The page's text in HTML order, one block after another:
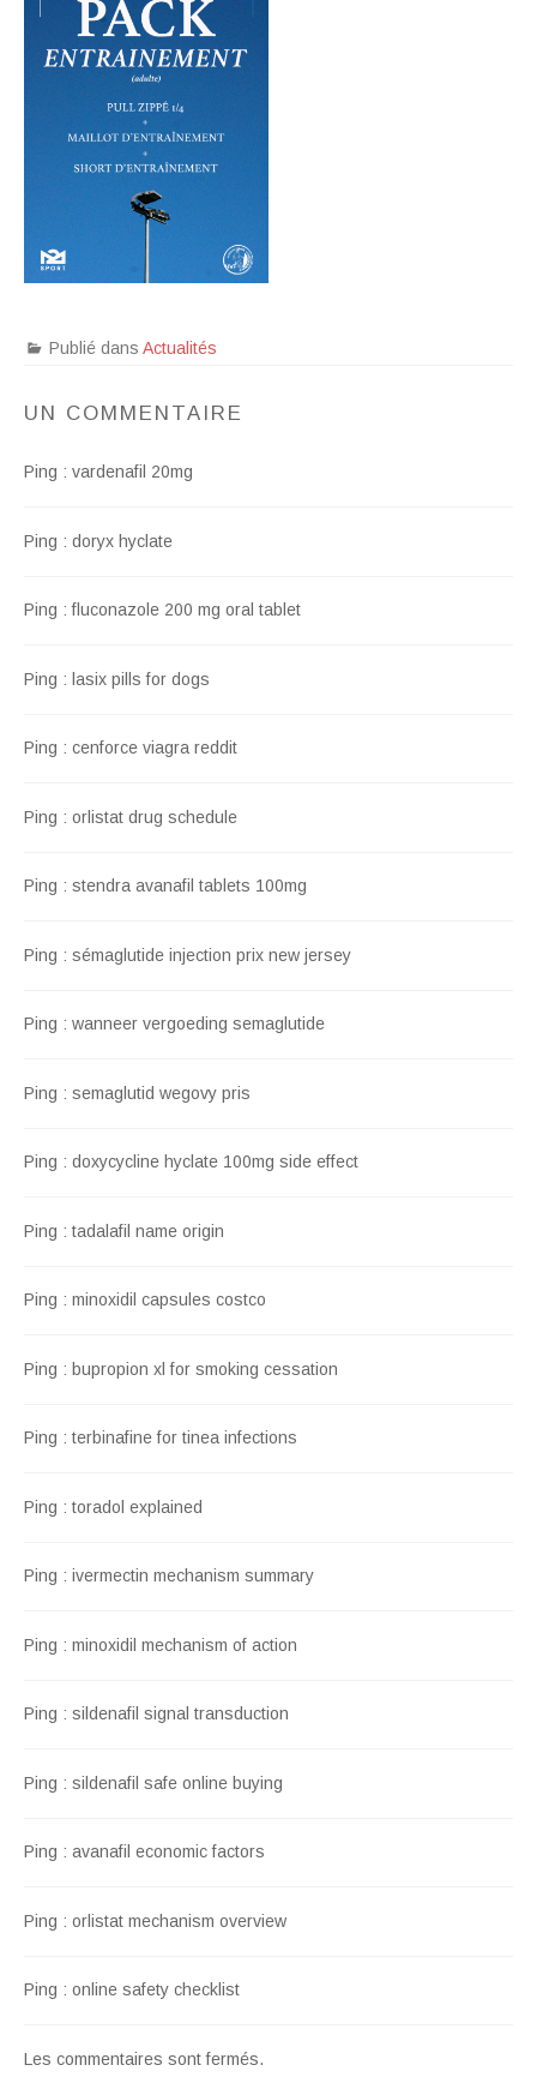
Publié dans Actualités
UN COMMENTAIRE
Ping : vardenafil 20mg
Ping : doryx hyclate
Ping :fluconazole 200 mg oral tablet
Ping : lasix pills for dogs
Ping : cenforce viagra reddit
Ping : orlistat drug schedule
Ping : stendra avanafil tablets 100mg
Ping : sémaglutide injection prix new jersey
Ping : wanneer vergoeding semaglutide
Ping : semaglutid wegovy pris
Ping : doxycycline hyclate 100mg side effect
Ping : tadalafil name origin
Ping : minoxidil capsules costco
Ping : bupropion xl for smoking cessation
Ping : terbinafine for tinea infections
Ping : toradol explained
Ping : ivermectin mechanism summary
Ping : minoxidil mechanism of action
Ping : sildenafil signal transduction
Ping : sildenafil safe online buying
Ping : avanafil economic factors
Ping : orlistat mechanism overview
Ping : online safety checklist
Les commentaires sont fermés.